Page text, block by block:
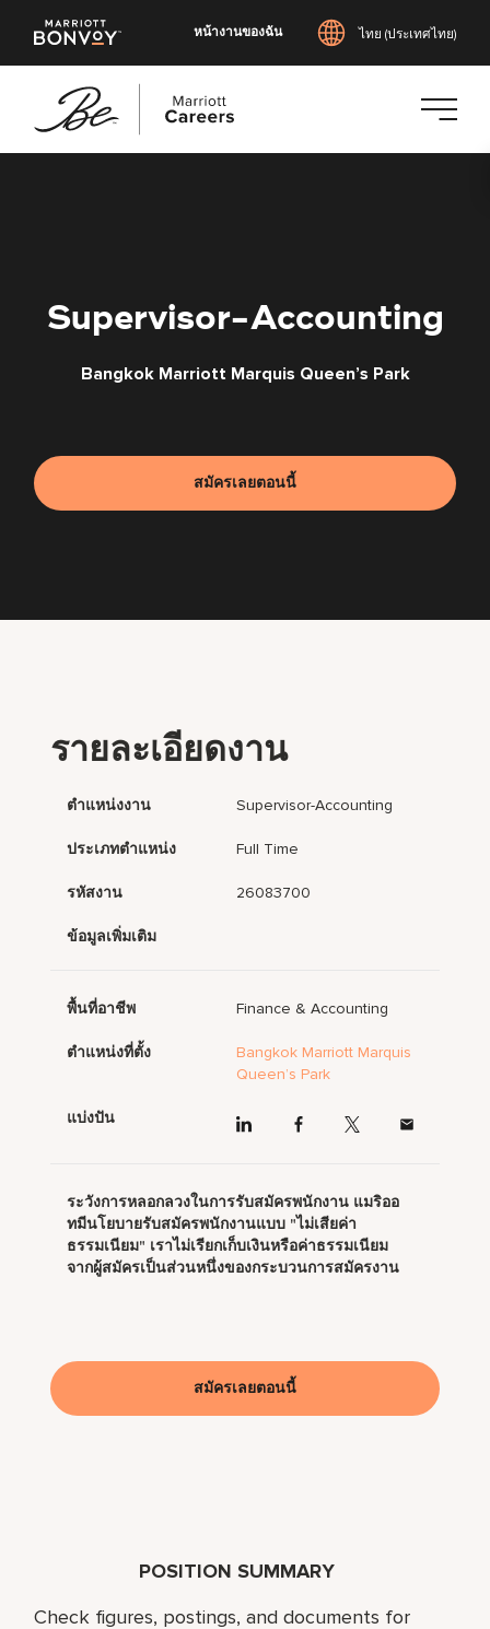
หน้างานของฉัน ไทย (ประเทศไทย)
Supervisor-Accounting
Bangkok Marriott Marquis Queen’s Park
สมัครเลยตอนนี้
POSITION SUMMARY
Check figures, postings, and documents for
รายละเอียดงาน
ตำแหน่งงาน Supervisor-Accounting
ประเภทตำแหน่ง Full Time
รหัสงาน 26083700
ข้อมูลเพิ่มเติม
พื้นที่อาชีพ Finance & Accounting
ตำแหน่งที่ตั้ง
Bangkok Marriott Marquis
Queen’s Park
แบ่งปัน
ระวังการหลอกลวงในการรับสมัครพนักงาน แมริออ
ทมีนโยบายรับสมัครพนักงานแบบ "ไม่เสียค่า
ธรรมเนียม" เราไม่เรียกเก็บเงินหรือค่าธรรมเนียม
จากผู้สมัครเป็นส่วนหนึ่งของกระบวนการสมัครงาน
สมัครเลยตอนนี้